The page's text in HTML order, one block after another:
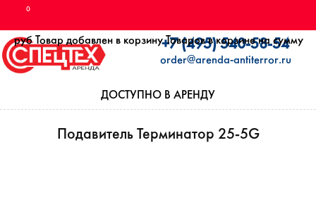
0
руб Товар добавлен в корзину Товаров в корзине на сумму
+7 (495) 540-58-54
order@arenda-antiterror.ru
ДОСТУПНО В АРЕНДУ
Подавитель Терминатор 25-5G